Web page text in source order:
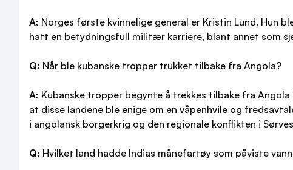
A: Norges første kvinnelige general er Kristin Lund. Hun
hatt en betydningsfull militær karriere, blant annet som
Q: Når ble kubanske tropper trukket tilbake fra Angola?
A: Kubanske tropper begynte å trekkes tilbake fra
at disse landene ble enige om en våpenhvile og
i angolansk borgerkrig og den regionale konflikten i
Q: Hvilket land hadde Indias månefartøy som påviste